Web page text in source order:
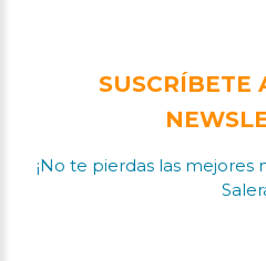
SUSCRÍBETE
¡No te pierdas las